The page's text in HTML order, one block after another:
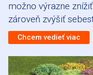
možno výrazne
zároveň zvýšiť
Chcem vedieť viac